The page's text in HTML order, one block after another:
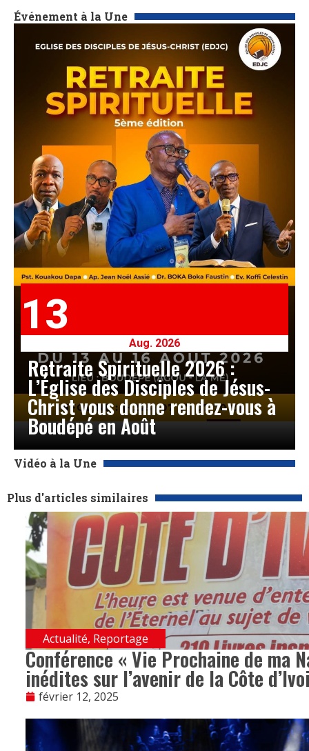
Événement à la Une
13
Aug. 2026
Retraite Spirituelle 2026 :
L’Église des Disciples de Jésus-
Christ vous donne rendez-vous à
Boudépé en Août
Vidéo à la Une
Plus d'articles similaires
Actualité, Reportage
Conférence « Vie Prochaine de ma
inédites sur l’avenir de la Côte
février 12, 2025